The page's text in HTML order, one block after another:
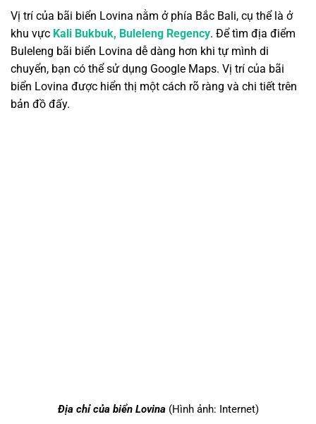
Vị trí của bãi biển Lovina nằm ở phía Bắc Bali, cụ thể là ở
khu vực Kali Bukbuk, Buleleng Regency. Để tìm địa điểm
Buleleng bãi biển Lovina dễ dàng hơn khi tự mình di
chuyển, bạn có thể sử dụng Google Maps. Vị trí của bãi
biển Lovina được hiển thị một cách rõ ràng và chi tiết trên
bản đồ đấy.
Địa chỉ của biển Lovina (Hình ảnh: Internet)